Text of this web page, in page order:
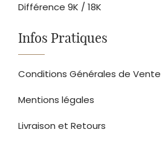
Différence 9K / 18K
Infos Pratiques
Conditions Générales de Vente
Mentions légales
Livraison et Retours